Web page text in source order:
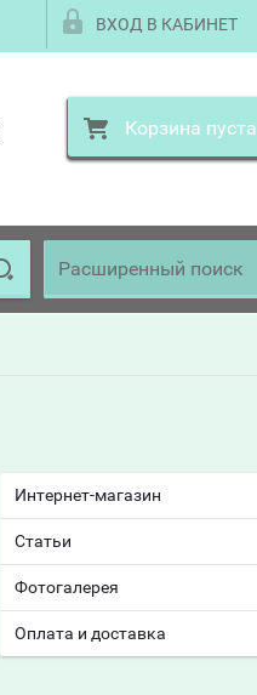
ВХОД В КАБИНЕТ
Корзина пуста
Расширенный поиск
Интернет-магазин
Статьи
Фотогалерея
Оплата и доставка